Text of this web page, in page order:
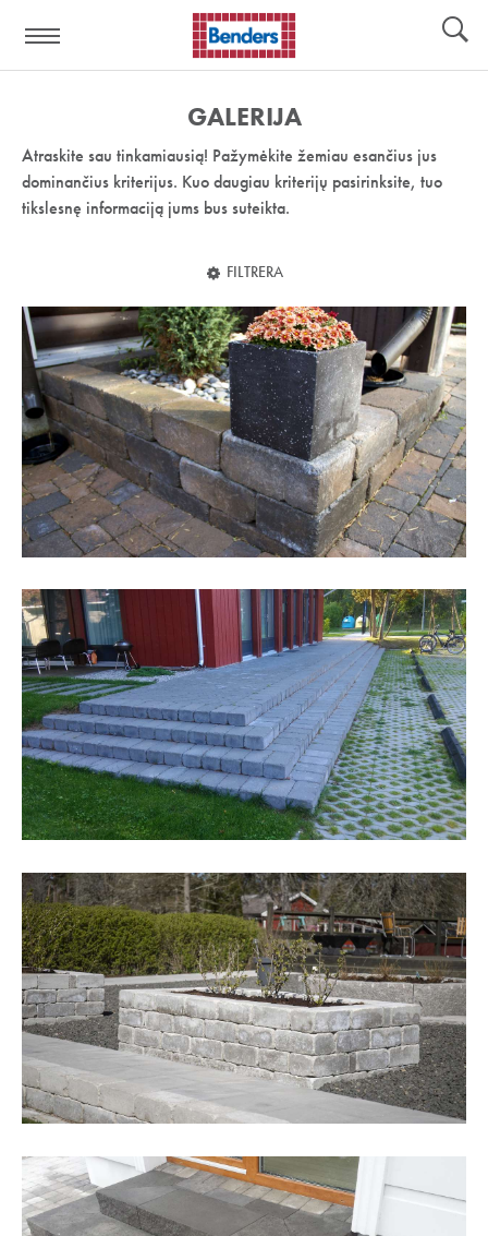
nuoroda:
GALERIJA
Atraskite sau tinkamiausią! Pažymėkite žemiau esančius jus
dominančius kriterijus. Kuo daugiau kriterijų pasirinksite, tuo
tikslesnę informaciją jums bus suteikta.
FILTRERA